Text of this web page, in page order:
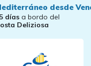
desde
días a bordo del
Deliziosa